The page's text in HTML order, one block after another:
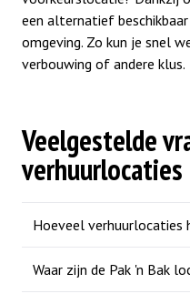
een alternatief
omgeving. Zo kun je snel
verbouwing of andere klus.
Veelgestelde
verhuurlocaties
Hoeveel verhuurlocaties
Waar zijn de Pak 'n Bak